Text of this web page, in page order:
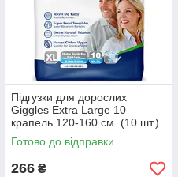
Підгузки для дорослих
Giggles Extra Large 10
крапель 120-160 см. (10 шт.)
Готово до відправки
266 ₴